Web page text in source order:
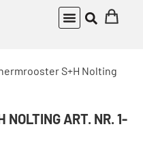
S+H Nolting
NOLTING ART. NR. 1-